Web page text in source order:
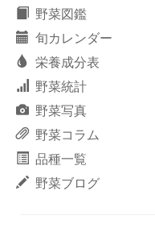
野菜図鑑
旬カレンダー
栄養成分表
野菜統計
野菜写真
野菜コラム
品種一覧
野菜ブログ